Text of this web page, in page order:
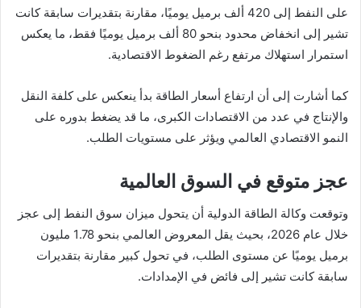
على النفط إلى 420 ألف برميل يوميًا، مقارنة بتقديرات سابقة كانت
تشير إلى انخفاض محدود بنحو 80 ألف برميل يوميًا فقط، ما يعكس
استمرار استهلاك مرتفع رغم الضغوط الاقتصادية.
كما أشارت إلى أن ارتفاع أسعار الطاقة بدأ ينعكس على كلفة النقل
والإنتاج في عدد من الاقتصادات الكبرى، ما قد يضغط بدوره على
النمو الاقتصادي العالمي ويؤثر على مستويات الطلب.
عجز متوقع في السوق العالمية
وتوقعت وكالة الطاقة الدولية أن يتحول ميزان سوق النفط إلى عجز
خلال عام 2026، بحيث يقل المعروض العالمي بنحو 1.78 مليون
برميل يوميًا عن مستوى الطلب، في تحول كبير مقارنة بتقديرات
سابقة كانت تشير إلى فائض في الإمدادات.